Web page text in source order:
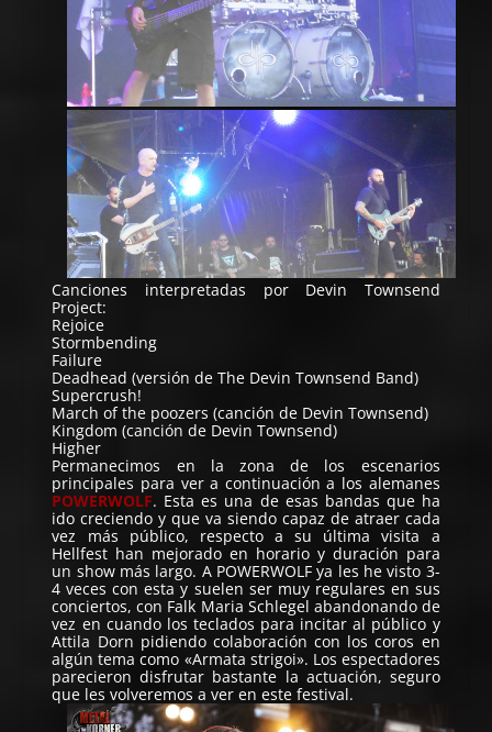
Canciones interpretadas por Devin Townsend
Project:
Rejoice
Stormbending
Failure
Deadhead (versión de The Devin Townsend Band)
Supercrush!
March of the poozers (canción de Devin Townsend)
Kingdom (canción de Devin Townsend)
Higher
Permanecimos en la zona de los escenarios
principales para ver a continuación a los alemanes
POWERWOLF. Esta es una de esas bandas que ha
ido creciendo y que va siendo capaz de atraer cada
vez más público, respecto a su última visita a
Hellfest han mejorado en horario y duración para
un show más largo. A POWERWOLF ya les he visto 3-
4 veces con esta y suelen ser muy regulares en sus
conciertos, con Falk Maria Schlegel abandonando de
vez en cuando los teclados para incitar al público y
Attila Dorn pidiendo colaboración con los coros en
algún tema como «Armata strigoi». Los espectadores
parecieron disfrutar bastante la actuación, seguro
que les volveremos a ver en este festival.